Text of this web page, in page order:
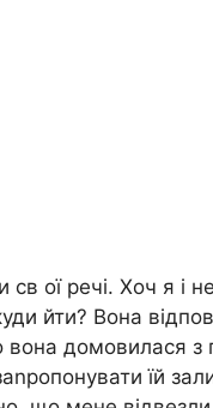
ої речі. Хоч я і
йти? Вона
вона домовилася
їй